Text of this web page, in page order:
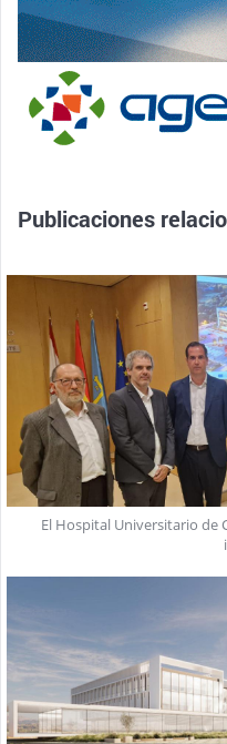
Publicaciones
El Hospital Universitario de